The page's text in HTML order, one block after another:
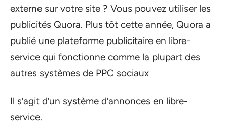
externe sur votre site ? Vous pouvez utiliser les
publicités Quora. Plus tôt cette année, Quora a
publié une plateforme publicitaire en libre-
service qui fonctionne comme la plupart des
autres systèmes de PPC sociaux
Il s’agit d’un système d’annonces en libre-
service.